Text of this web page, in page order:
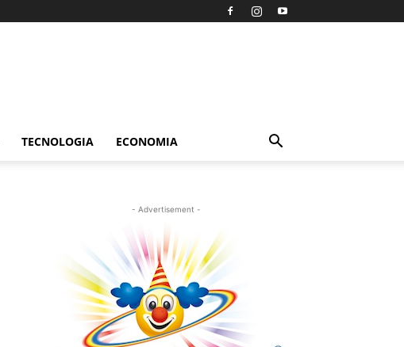
TECNOLOGIA ECONOMIA
- Advertisement -